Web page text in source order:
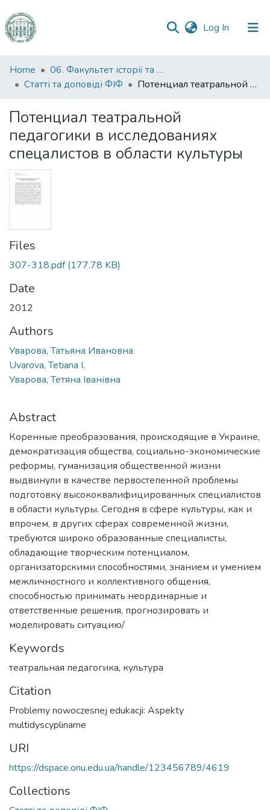
Log In (current)
Communities
&
All of DSpace
Statistics
Home
06. Факультет історії та філософії
Статті та доповіді ФІФ
Потенциал театральной педагогики в исследованиях спецалистов в области культуры
Потенциал театральной
педагогики в исследованиях
спецалистов в области культуры
Files
307-318.pdf(177.78 KB)
Date
2012
Authors
Уварова, Татьяна Ивановна
Uvarova, Tetiana I.
Уварова, Тетяна Іванівна
Abstract
Коренные преобразования, происходящие в Украине,
демократизация общества, социально-экономические
реформы, гуманизация общественной жизни
выдвинули в качестве первостепенной проблемы
подготовку высококвалифицированных специалистов
в области культуры. Сегодня в сфере культуры, как и
впрочем, в других сферах современной жизни,
требуются широко образованные специалисты,
обладающие творческим потенциалом,
организаторскими способностями, знанием и умением
межличностного и коллективного общения,
способностью принимать неординарные и
ответственные решения, прогнозировать и
моделировать ситуацию/
Keywords
театральная педагогика, культура
Citation
Problemy nowoczesnej edukacji: Aspekty
multidyscyplinarne
URI
https://dspace.onu.edu.ua/handle/123456789/4619
Collections